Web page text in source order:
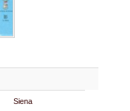
Siena